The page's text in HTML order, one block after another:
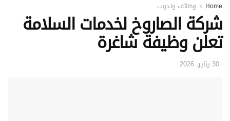
Home وظائف وتدريب
شركة الصاروخ لخدمات السلامة
تعلن وظيفة شاغرة
30 يناير، 2026